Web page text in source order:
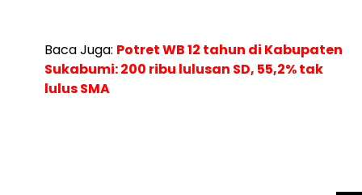
Baca Juga: Potret WB 12 tahun di Kabupaten
Sukabumi: 200 ribu lulusan SD, 55,2% tak
lulus SMA